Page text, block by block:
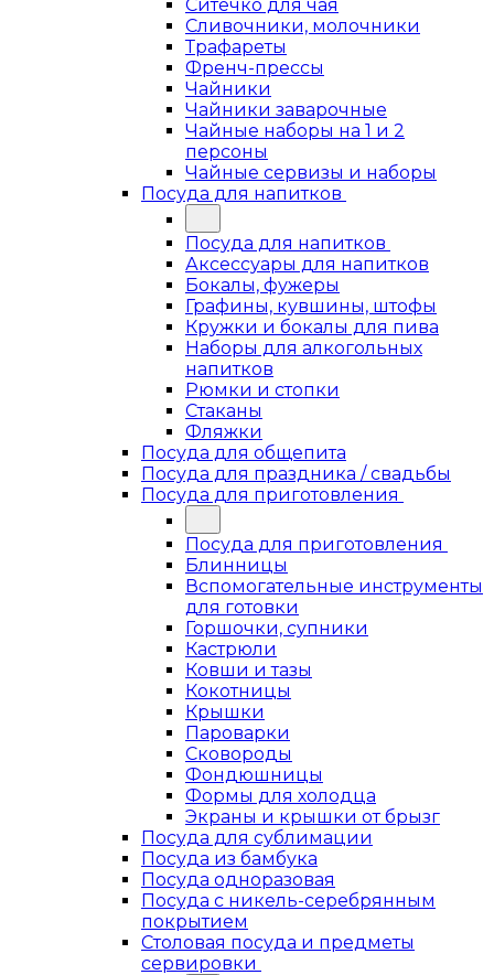
Ситечко для чая
Сливочники, молочники
Трафареты
Френч-прессы
Чайники
Чайники заварочные
Чайные наборы на 1 и 2
персоны
Чайные сервизы и наборы
Посуда для напитков
Посуда для напитков
Аксессуары для напитков
Бокалы, фужеры
Графины, кувшины, штофы
Кружки и бокалы для пива
Наборы для алкогольных
напитков
Рюмки и стопки
Стаканы
Фляжки
Посуда для общепита
Посуда для праздника / свадьбы
Посуда для приготовления
Посуда для приготовления
Блинницы
Вспомогательные инструменты
для готовки
Горшочки, супники
Кастрюли
Ковши и тазы
Кокотницы
Крышки
Пароварки
Сковороды
Фондюшницы
Формы для холодца
Экраны и крышки от брызг
Посуда для сублимации
Посуда из бамбука
Посуда одноразовая
Посуда с никель-серебрянным
покрытием
Столовая посуда и предметы
сервировки